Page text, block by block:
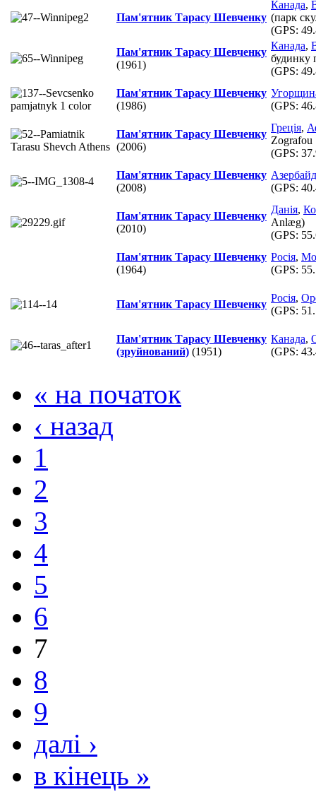
Пам'ятник Тарасу Шевченку
Канада,
(парк
(GPS:
Пам'ятник Тарасу Шевченку
(1961)
Канада,
будинку
(GPS:
Пам'ятник Тарасу Шевченку
(1986)
(GPS:
Пам'ятник Тарасу Шевченку
(2006)
Греція,
Zografou
(GPS:
Пам'ятник Тарасу Шевченку
(2008)
(GPS:
Пам'ятник Тарасу Шевченку
(2010)
Данія,
Anlæg)
(GPS:
Пам'ятник Тарасу Шевченку
(1964)
Росія,
(GPS:
Пам'ятник Тарасу Шевченку
Росія,
(GPS:
Пам'ятник Тарасу Шевченку
(зруйнований) (1951)
Канада,
(GPS:
« на початок
‹ назад
1
2
3
4
5
6
7
8
9
далі ›
в кінець »